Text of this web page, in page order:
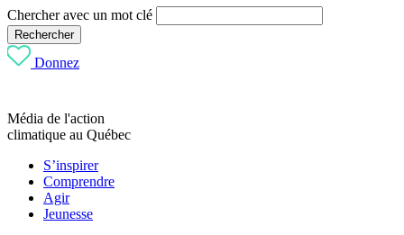
Chercher avec un mot clé
Rechercher
Donnez
Média de l'action
climatique au Québec
S’inspirer
Comprendre
Agir
Jeunesse